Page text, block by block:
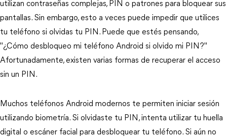
utilizan contraseñas complejas, PIN o patrones para bloquear sus
pantallas. Sin embargo, esto a veces puede impedir que utilices
tu teléfono si olvidas tu PIN. Puede que estés pensando,
"¿Cómo desbloqueo mi teléfono Android si olvido mi PIN?"
Afortunadamente, existen varias formas de recuperar el acceso
sin un PIN.
Muchos teléfonos Android modernos te permiten iniciar sesión
utilizando biometría. Si olvidaste tu PIN, intenta utilizar tu huella
digital o escáner facial para desbloquear tu teléfono. Si aún no